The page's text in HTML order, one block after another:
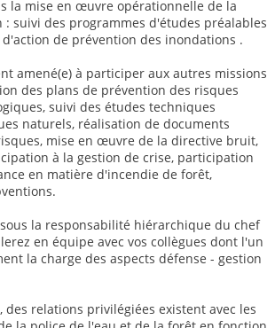
la mise en œuvre opérationnelle de la
suivi des programmes d'études préalables
de prévention des inondations .
amené(e) à participer aux autres missions
des plans de prévention des risques
suivi des études techniques
naturels, réalisation de documents
mise en œuvre de la directive bruit,
à la gestion de crise, participation
en matière d'incendie de forêt,
sous la responsabilité hiérarchique du chef
en équipe avec vos collègues dont l'un
la charge des aspects défense - gestion
des relations privilégiées existent avec les